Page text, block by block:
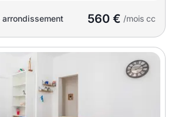
arrondissement 560 € /mois cc